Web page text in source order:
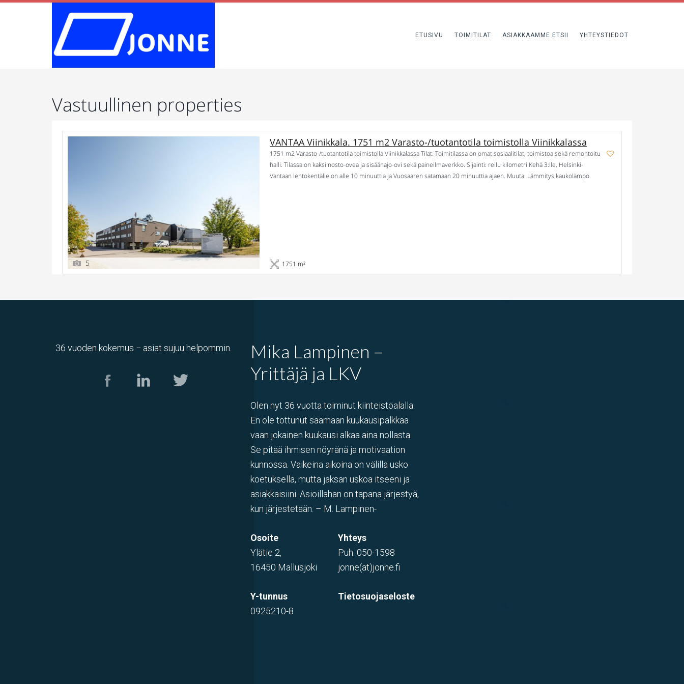
ETUSIVU TOIMITILAT ASIAKKAAMME ETSII YHTEYSTIEDOT
Vastuullinen properties
5
VANTAA Viinikkala. 1751 m2 Varasto-/tuotantotila toimistolla Viinikkalassa
1751 m2 Varasto-/tuotantotila toimistolla Viinikkalassa Tilat: Toimitilassa on omat sosiaalitilat, toimistoa sekä remontoitu
halli. Tilassa on kaksi nosto-ovea ja sisäänajo-ovi sekä paineilmaverkko. Sijainti: reilu kilometri Kehä 3:lle, Helsinki-
Vantaan lentokentälle on alle 10 minuuttia ja Vuosaaren satamaan 20 minuuttia ajaen. Muuta: Lämmitys kaukolämpö.
1751 m²
36 vuoden kokemus − asiat sujuu helpommin.
Mika Lampinen –
Yrittäjä ja LKV
Olen nyt 36 vuotta toiminut kiinteistöalalla.
En ole tottunut saamaan kuukausipalkkaa
vaan jokainen kuukausi alkaa aina nollasta.
Se pitää ihmisen nöyränä ja motivaation
kunnossa. Vaikeina aikoina on välillä usko
koetuksella, mutta jaksan uskoa itseeni ja
asiakkaisiini. Asioillahan on tapana järjestyä,
kun järjestetään. – M. Lampinen-
Osoite
Ylätie 2,
16450 Mallusjoki
Yhteys
Puh.050-1598
jonne(at)jonne.fi
Y-tunnus
0925210-8
Tietosuojaseloste